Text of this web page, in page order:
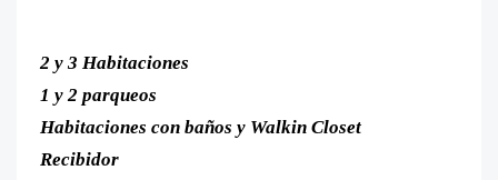
2 y 3 Habitaciones
1 y 2 parqueos
Habitaciones con baños y Walkin Closet
Recibidor